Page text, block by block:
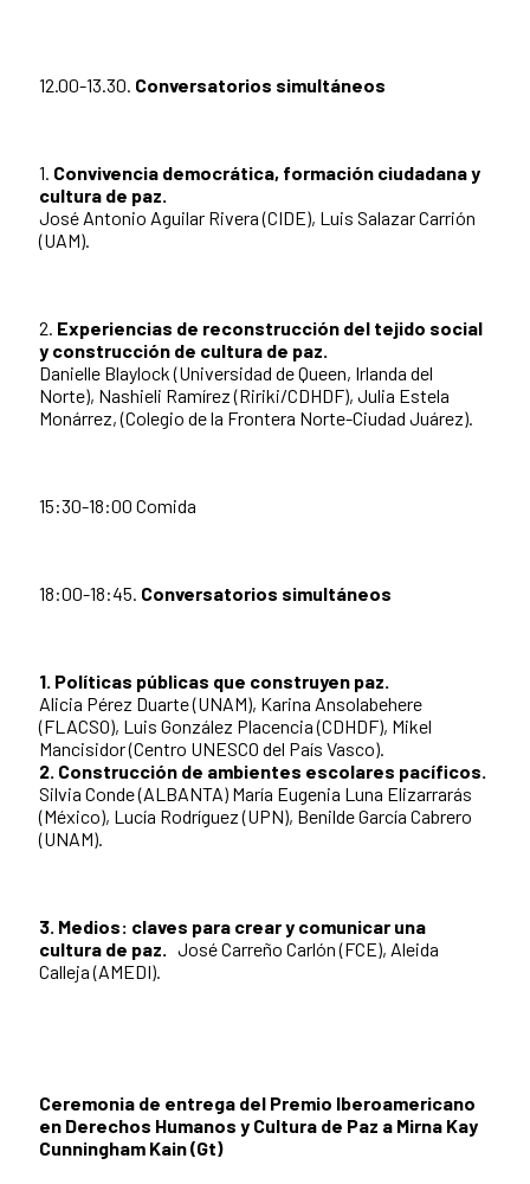
12.00-13.30. Conversatorios simultáneos
1. Convivencia democrática, formación ciudadana y
cultura de paz.
José Antonio Aguilar Rivera (CIDE), Luis Salazar Carrión
(UAM).
2. Experiencias de reconstrucción del tejido social
y construcción de cultura de paz.
Danielle Blaylock (Universidad de Queen, Irlanda del
Norte), Nashieli Ramírez (Ririki/CDHDF), Julia Estela
Monárrez, (Colegio de la Frontera Norte-Ciudad Juárez).
15:30-18:00 Comida
18:00-18:45. Conversatorios simultáneos
1. Políticas públicas que construyen paz.
Alicia Pérez Duarte (UNAM), Karina Ansolabehere
(FLACSO), Luis González Placencia (CDHDF), Mikel
Mancisidor (Centro UNESCO del País Vasco).
2. Construcción de ambientes escolares pacíficos.
Silvia Conde (ALBANTA) María Eugenia Luna Elizarrarás
(México), Lucía Rodríguez (UPN), Benilde García Cabrero
(UNAM).
3. Medios: claves para crear y comunicar una
cultura de paz. José Carreño Carlón (FCE), Aleida
Calleja (AMEDI).
Ceremonia de entrega del Premio Iberoamericano
en Derechos Humanos y Cultura de Paz a Mirna Kay
Cunningham Kain (Gt)